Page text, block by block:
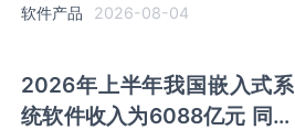
软件产品 2026-08-04
2026年上半年我国嵌入式系
统软件收入为6088亿元 同比